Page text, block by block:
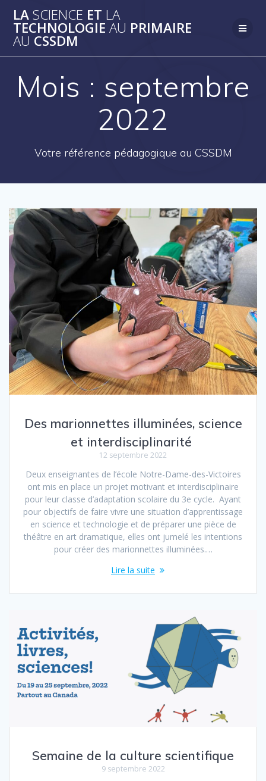
content
LA SCIENCE ET LA
TECHNOLOGIE AU PRIMAIRE
AU CSSDM
Mois : septembre
2022
Votre référence pédagogique au CSSDM
Des marionnettes illuminées, science
et interdisciplinarité
12 septembre 2022
Deux enseignantes de l’école Notre-Dame-des-Victoires
ont mis en place un projet motivant et interdisciplinaire
pour leur classe d’adaptation scolaire du 3e cycle. Ayant
pour objectifs de faire vivre une situation d’apprentissage
en science et technologie et de préparer une pièce de
théâtre en art dramatique, elles ont jumelé les intentions
pour créer des marionnettes illuminées.…
Lire la suite
Semaine de la culture scientifique
9 septembre 2022